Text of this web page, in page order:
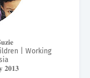
| Working
𝟐𝟎𝟏𝟑